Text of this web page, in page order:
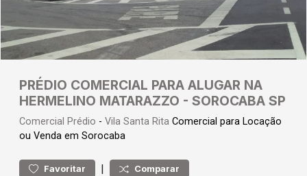
PRÉDIO COMERCIAL PARA ALUGAR NA
HERMELINO MATARAZZO - SOROCABA SP
Comercial Prédio - Vila Santa Rita Comercial para Locação
ou Venda em Sorocaba
Favoritar | Comparar